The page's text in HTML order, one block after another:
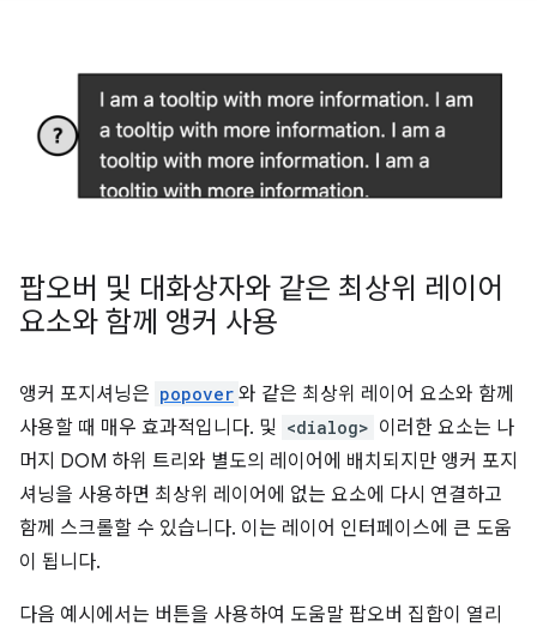
팝오버 및 대화상자와 같은 최상위 레이어
요소와 함께 앵커 사용
앵커 포지셔닝은 popover 와 같은 최상위 레이어 요소와 함께
사용할 때 매우 효과적입니다. 및 <dialog> 이러한 요소는 나
머지 DOM 하위 트리와 별도의 레이어에 배치되지만 앵커 포지
셔닝을 사용하면 최상위 레이어에 없는 요소에 다시 연결하고
함께 스크롤할 수 있습니다. 이는 레이어 인터페이스에 큰 도움
이 됩니다.
다음 예시에서는 버튼을 사용하여 도움말 팝오버 집합이 열리